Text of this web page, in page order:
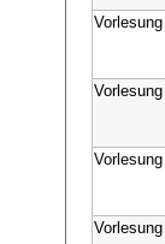
Vorlesung
Vorlesung
Vorlesung
Vorlesung